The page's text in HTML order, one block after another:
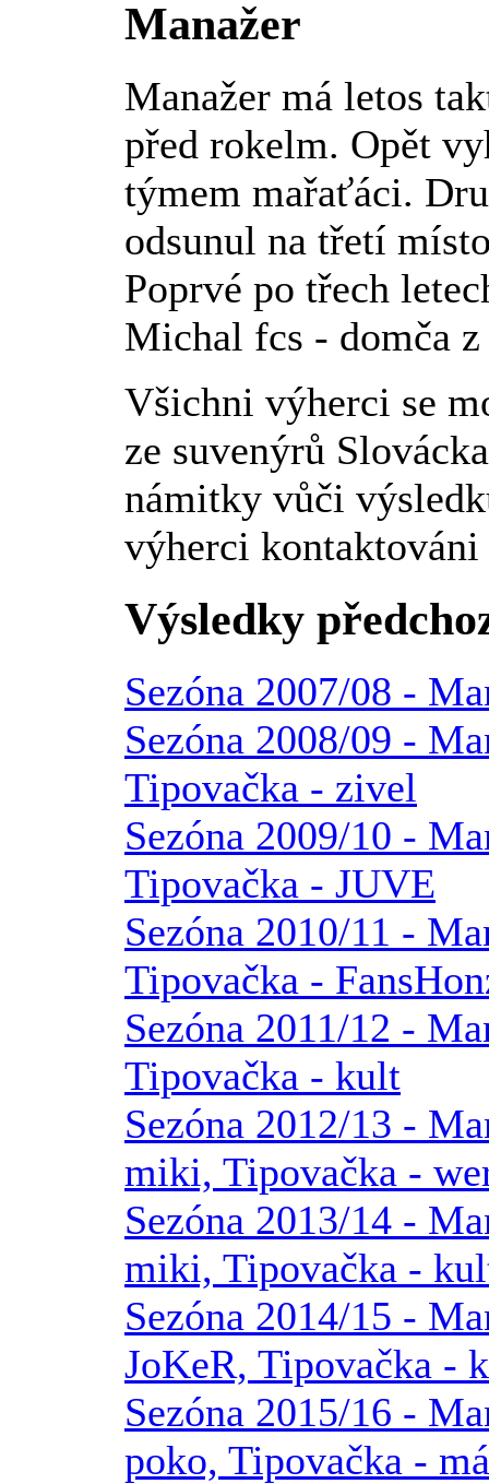
Manažer
Manažer má letos
před rokelm. Opět
týmem mařaťáci.
odsunul na třetí
Poprvé po třech
Michal fcs - domča
Všichni výherci se
ze suvenýrů
námitky vůči
výherci kontaktováni
Výsledky
Sezóna 2007/08 -
Sezóna 2008/09 -
Tipovačka - zivel
Sezóna 2009/10 -
Tipovačka - JUVE
Sezóna 2010/11 -
Tipovačka -
Sezóna 2011/12 -
Tipovačka - kult
Sezóna 2012/13 -
miki, Tipovačka -
Sezóna 2013/14 -
miki, Tipovačka -
Sezóna 2014/15 -
JoKeR, Tipovačka -
Sezóna 2015/16 -
poko, Tipovačka -